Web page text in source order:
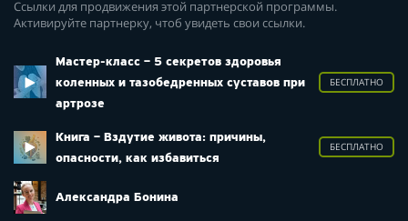
Ссылки для продвижения этой партнерской программы.
Активируйте партнерку, чтоб увидеть свои ссылки.
Мастер-класс – 5 секретов здоровья
коленных и тазобедренных суставов при
артрозе
БЕСПЛАТНО
Книга – Вздутие живота: причины,
опасности, как избавиться
БЕСПЛАТНО
Александра Бонина